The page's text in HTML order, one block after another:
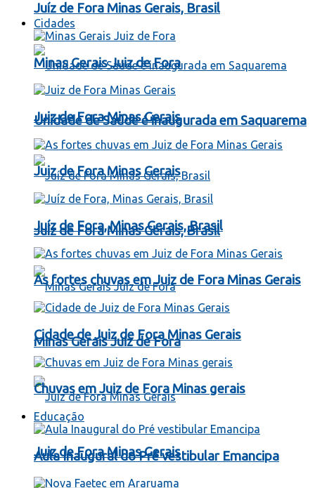
Cidades
Unidade de Saúde é inaugurada em Saquarema
Juíz de Fora Minas Gerais, Brasil
Minas Gerais Juiz de Fora
Juiz de Fora Minas Gerais
Juíz de Fora Minas Gerais, Brasil
Minas Gerais Juiz de Fora
Juiz de Fora Minas Gerais
Juiz de Fora Minas Gerais
Juíz de Fora, Minas Gerais, Brasil
As fortes chuvas em Juiz de Fora Minas Gerais
Cidade de Juiz de Fora Minas Gerais
Chuvas em Juiz de Fora Minas gerais
Educação
Aula Inaugural do Pré vestibular Emancipa